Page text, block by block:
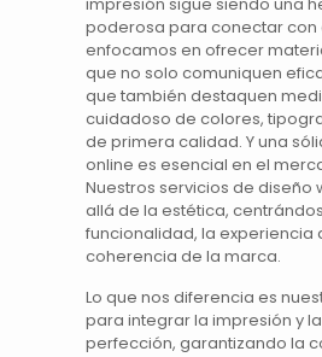
impresión sigue siendo una
poderosa para conectar con
enfocamos en ofrecer
que no solo comuniquen
que también destaquen
cuidadoso de colores,
de primera calidad. Y una
online es esencial en el
Nuestros servicios dediseño
allá de la estética,
funcionalidad, la experiencia
coherencia de la marca.
Lo que nos diferencia es
para integrar laimpresión y
perfección, garantizando la